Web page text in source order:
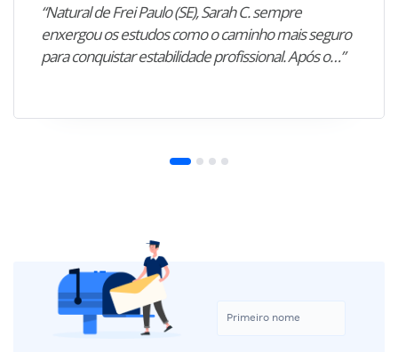
“Natural de Frei Paulo (SE), Sarah C. sempre
enxergou os estudos como o caminho mais seguro
para conquistar estabilidade profissional. Após o…”